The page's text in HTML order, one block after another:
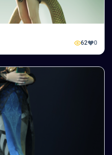
62 0